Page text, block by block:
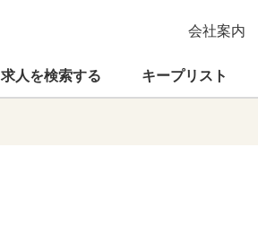
会社案内
求人を検索する キープリスト